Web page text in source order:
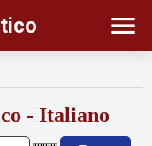
- Italiano